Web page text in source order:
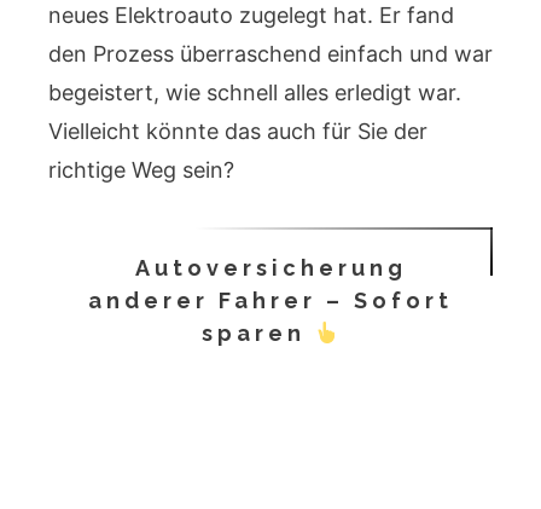
neues Elektroauto zugelegt hat. Er fand
den Prozess überraschend einfach und war
begeistert, wie schnell alles erledigt war.
Vielleicht könnte das auch für Sie der
richtige Weg sein?
Autoversicherung
anderer Fahrer – Sofort
sparen